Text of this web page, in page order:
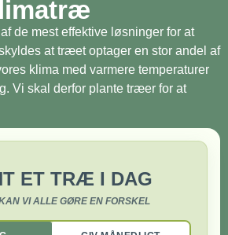
de mest effektive løsninger for at
at træet optager en stor andel af
klima med varmere temperaturer
Vi skal derfor plante træer for at
ET TRÆ I DAG
VI ALLE GØRE EN FORSKEL